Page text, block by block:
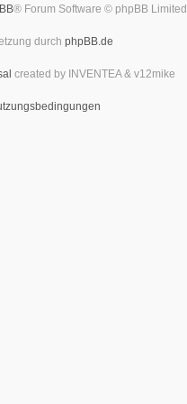
® Forum Software © phpBB Limited
durch phpBB.de
created by INVENTEA & v12mike